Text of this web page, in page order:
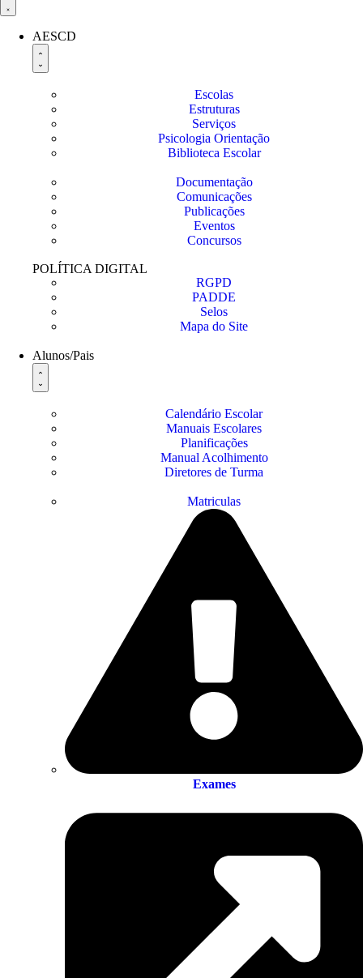
AESCD
Escolas
Estruturas
Serviços
Psicologia Orientação
Biblioteca Escolar
Documentação
Comunicações
Publicações
Eventos
Concursos
POLÍTICA DIGITAL
RGPD
PADDE
Selos
Mapa do Site
Alunos/Pais
Calendário Escolar
Manuais Escolares
Planificações
Manual Acolhimento
Diretores de Turma
Matriculas
Exames